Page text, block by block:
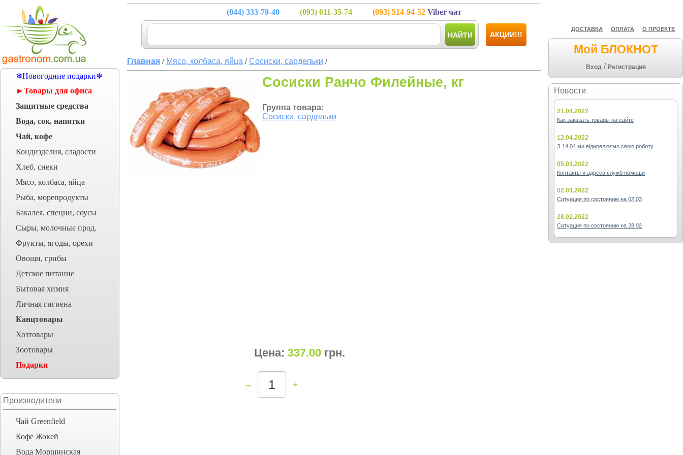
❄Новогодние подарки❄
►Товары для офиса
Защитные средства
Вода, сок, напитки
Чай, кофе
Кондизделия, сладости
Хлеб, снеки
Мясо, колбаса, яйца
Рыба, морепродукты
Бакалея, специи, соусы
Сыры, молочные прод.
Фрукты, ягоды, орехи
Овощи, грибы
Детское питание
Бытовая химия
Личная гигиена
Канцтовары
Хозтовары
Зоотовары
Подарки
Производители
Чай Greenfield
Кофе Жокей
Вода Моршинская
ДОСТАВКА ОПЛАТА О ПРОЕКТЕ
Мой БЛОКНОТ
Вход / Регистрация
Новости
21.04.2022
Как заказать товары на сайте
12.04.2022
З 14.04 ми відновлюємо свою роботу
05.03.2022
Контакты и адреса служб помощи
02.03.2022
Ситуация по состоянию на 02.03
28.02.2022
Ситуация по состоянию на 28.02
(044) 333-79-40 (093) 011-35-74 (093) 514-94-52 Viber чат
НАЙТИ АКЦИИ!!!
Главная / Мясо, колбаса, яйца /Сосиски, сардельки /
Сосиски Ранчо Филейные, кг
Группа товара:
Сосиски, сардельки
Цена: 337.00 грн.
– +